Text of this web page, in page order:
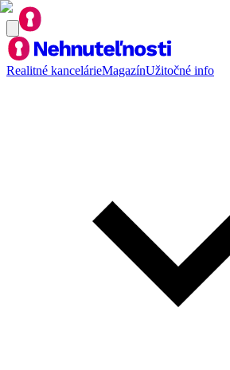
Realitné kancelárieMagazínUžitočné info